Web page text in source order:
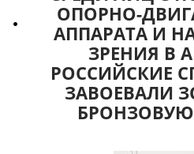
ОПОРНО-
АППАРАТА И
ЗРЕНИЯ В
РОССИЙСКИЕ
ЗАВОЕВАЛИ